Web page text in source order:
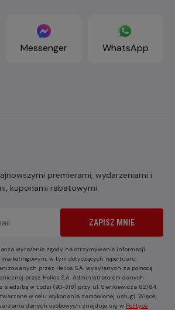
Messenger WhatsApp
premierami, wydarzeniami i
kuponami rabatowymi
ZAPISZ MNIE
wyrażenie zgody na otrzymywanie informacji
w tym dotyczących repertuaru,
przez Helios S.A. wysyłanych za pomocą
przez Helios S.A. Administratorem danych
siedzibą w Łodzi (90-318) przy ul. Sienkiewicza 82/84.
w celu wykonania zamówionej usługi. Więcej
danych osobowych znajduje się w Polityce